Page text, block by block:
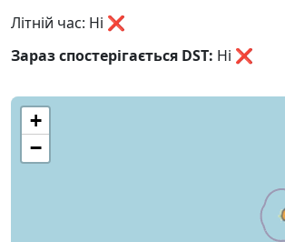
Літній час: Ні ❌
Зараз спостерігається DST: Ні ❌
+
−